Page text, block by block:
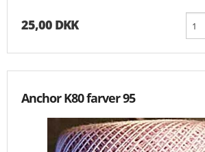
25,00 DKK
Anchor K80 farver 95